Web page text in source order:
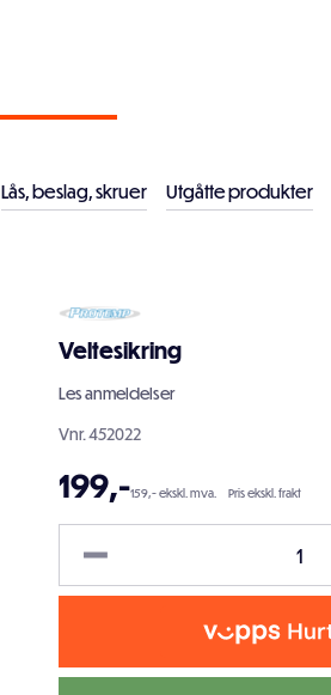
Lås, beslag, skruer Utgåtte produkter
Veltesikring
Lesanmeldelser
Vnr.452022
199,-159,- ekskl. mva. Pris ekskl. frakt